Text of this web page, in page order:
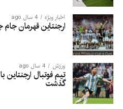
اخبار ویژه 4 سال ago
ارجنتاین قهرمان جام جهانی
ورزش 4 سال ago
تیم فوتبال
گذشت